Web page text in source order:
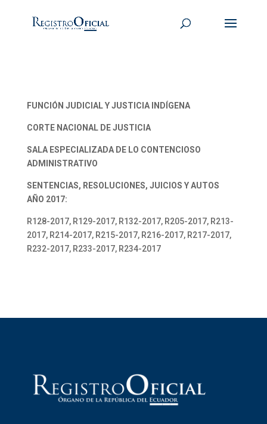
FUNCIÓN JUDICIAL Y JUSTICIA INDÍGENA
CORTE NACIONAL DE JUSTICIA
SALA ESPECIALIZADA DE LO CONTENCIOSO
ADMINISTRATIVO
SENTENCIAS, RESOLUCIONES, JUICIOS Y AUTOS
AÑO 2017:
R128-2017, R129-2017, R132-2017, R205-2017, R213-
2017, R214-2017, R215-2017, R216-2017, R217-2017,
R232-2017, R233-2017, R234-2017